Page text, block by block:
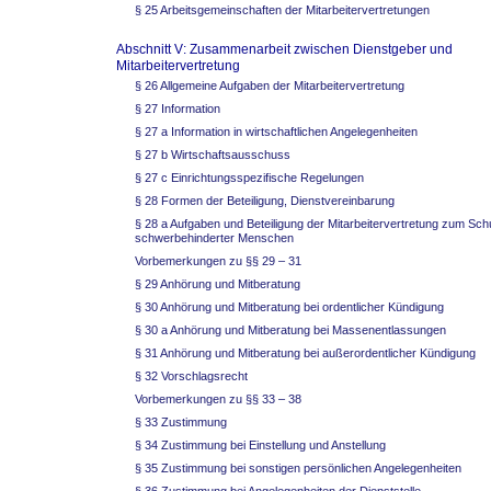
§ 25 Arbeitsgemeinschaften der Mitarbeitervertretungen
Abschnitt V: Zusammenarbeit zwischen Dienstgeber und
Mitarbeitervertretung
§ 26 Allgemeine Aufgaben der Mitarbeitervertretung
§ 27 Information
§ 27 a Information in wirtschaftlichen Angelegenheiten
§ 27 b Wirtschaftsausschuss
§ 27 c Einrichtungsspezifische Regelungen
§ 28 Formen der Beteiligung, Dienstvereinbarung
§ 28 a Aufgaben und Beteiligung der Mitarbeitervertretung zum
schwerbehinderter Menschen
Vorbemerkungen zu §§ 29 – 31
§ 29 Anhörung und Mitberatung
§ 30 Anhörung und Mitberatung bei ordentlicher Kündigung
§ 30 a Anhörung und Mitberatung bei Massenentlassungen
§ 31 Anhörung und Mitberatung bei außerordentlicher Kündigung
§ 32 Vorschlagsrecht
Vorbemerkungen zu §§ 33 – 38
§ 33 Zustimmung
§ 34 Zustimmung bei Einstellung und Anstellung
§ 35 Zustimmung bei sonstigen persönlichen Angelegenheiten